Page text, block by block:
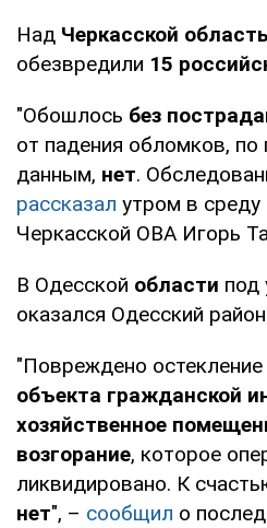
Над Черкасской
обезвредили 15
"Обошлось без
от падения обломков,
данным, нет.
рассказал утром в среду
Черкасской ОВА Игорь
В Одесской области под
оказался Одесский
"Повреждено остекление
объекта гражданской
хозяйственное
возгорание, которое
ликвидировано. К
нет", – сообщил о